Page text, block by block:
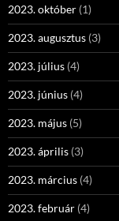
2023. október (1)
2023. augusztus (3)
2023. július (4)
2023. június (4)
2023. május (5)
2023. április (3)
2023. március (4)
2023. február (4)